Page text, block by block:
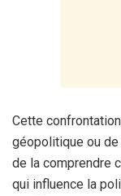
Cette
géopolitique ou
de la comprendre
qui influence la